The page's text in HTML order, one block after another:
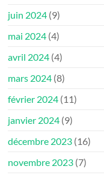
juin 2024 (9)
mai 2024 (4)
avril 2024 (4)
mars 2024 (8)
février 2024 (11)
janvier 2024 (9)
décembre 2023 (16)
novembre 2023 (7)